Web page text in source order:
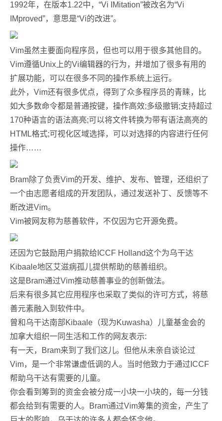
1992年，在版本1.22中，“Vi IMitation”被改名为“Vi
IMproved”，意思是“Vi的改进”。
Vim虽然主要面向程序员，但也可以用于很多其他目的。
Vim遵循Unix上的Vi编辑器的行为，并增加了很多有用的
扩展功能，可以在很多不同的操作系统上运行。
此外，Vim还有很多优点，得到了众多程序员的青睐，比
如大多数命令都是普通按键，操作高效;多级撤销;支持超过
170种语言的语法高亮;可以将文件转换为带有语法高亮的
HTML格式;可视化区域选择，可以对选择的内容进行任何
操作……
Bram除了负责Vim的开发、维护、发布、管理，还组织了
一个由志愿者组成的开发团队，通过发送补丁、反馈等不
断改进Vim。
Vim被网友称为慈善软件，不仅因为它开源免费。
还因为它鼓励用户捐款给ICCF Holland这个为乌干达
Kibaale地区艾滋病孤儿提供帮助的慈善组织。
这是Bram通过Vim推动慈善事业的创新做法。
后来有很多其它应用程序也采取了类似的许可方式，将慈
善元素融入到软件中。
曾和乌干达南部Kibaale（现为Kuwasha）儿童基金会的
加拿大组织一同生活和工作的网友表示:
有一天，Bram来到了我们这儿。但他从未亲自谈论过
Vim，是一个非常谦虚低调的人。当时他致力于通过ICCF
帮助乌干达有需要的儿童。
你会看到筹到的资金会被分成一小块一小块的，每一分钱
都会给到有需要的人。Bram通过Vim筹集的资金，产生了